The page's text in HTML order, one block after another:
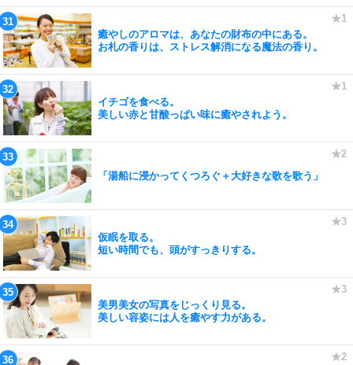
癒やしのアロマは、あなたの財布の中にある。
お札の香りは、ストレス解消になる魔法の香り。
イチゴを食べる。
美しい赤と甘酸っぱい味に癒やされよう。
「湯船に浸かってくつろぐ＋大好きな歌を歌う」
仮眠を取る。
短い時間でも、頭がすっきりする。
美男美女の写真をじっくり見る。
美しい容姿には人を癒やす力がある。